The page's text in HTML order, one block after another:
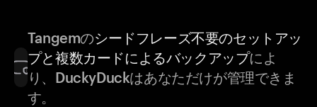
Tangemのシードフレーズ不要のセットアッ
プと複数カードによるバックアップによ
り、DuckyDuckはあなただけが管理できま
す。